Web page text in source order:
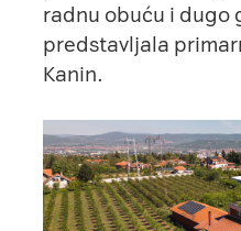
radnu obuću i dugo
predstavljala
Kanin.